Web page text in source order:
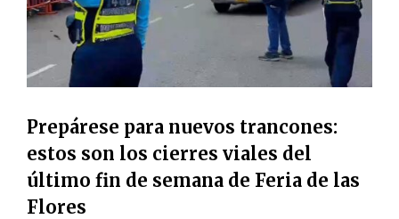
Prepárese para nuevos trancones:
estos son los cierres viales del
último fin de semana de Feria de las
Flores